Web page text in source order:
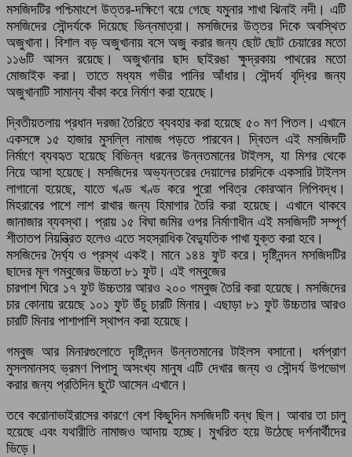
মসজিদটির পশ্চিমাংশে উত্তর-দক্ষিণে বয়ে গেছে যমুনার শাখা ঝিনাই নদী। এটি
মসজিদের সৌন্দর্যকে দিয়েছে ভিন্নমাত্রা। মসজিদের উত্তর দিকে অবস্থিত
অজুখানা। বিশাল বড় অজুখানায় বসে অজু করার জন্য ছোট ছোট চেয়ারের মতো
১১৬টি আসন রয়েছে। অজুখানার ছাদ ছাইরঙা ক্ষুদ্রকায় পাথরের মতো
মোজাইক করা। তাতে মধ্যম গভীর পানির আঁধার। সৌন্দর্য বৃদ্ধির জন্য
অজুখানাটি সামান্য বাঁকা করে নির্মাণ করা হয়েছে।
দ্বিতীয়তলায় প্রধান দরজা তৈরিতে ব্যবহার করা হয়েছে ৫০ মণ পিতল। এখানে
একসঙ্গে ১৫ হাজার মুসল্লি নামাজ পড়তে পারবেন। দ্বিতল এই মসজিদটি
নির্মাণে ব্যবহৃত হয়েছে বিভিন্ন ধরনের উন্নতমানের টাইলস, যা মিশর থেকে
নিয়ে আসা হয়েছে। মসজিদের অভ্যন্তরের দেয়ালের চারদিকে একসারি টাইলস
লাগানো হয়েছে, যাতে খণ্ড খণ্ড করে পুরো পবিত্র কোরআন লিপিবদ্ধ।
মিহরাবের পাশে লাশ রাখার জন্য হিমাগার তৈরি করা হয়েছে। এখানে থাকবে
জানাজার ব্যবস্থা। প্রায় ১৫ বিঘা জমির ওপর নির্মাণাধীন এই মসজিদটি সম্পূর্ণ
শীতাতপ নিয়ন্ত্রিত হলেও এতে সহস্রাধিক বৈদ্যুতিক পাখা যুক্ত করা হবে।
মসজিদের দৈর্ঘ্য ও প্রস্থ একই। মানে ১৪৪ ফুট করে। দৃষ্টিনন্দন মসজিদটির
ছাদের মূল গম্বুজের উচ্চতা ৮১ ফুট। এই গম্বুজের
চারপাশ ঘিরে ১৭ ফুট উচ্চতার আরও ২০০ গম্বুজ তৈরি করা হয়েছে। মসজিদের
চার কোনায় রয়েছে ১০১ ফুট উঁচু চারটি মিনার। এছাড়া ৮১ ফুট উচ্চতার আরও
চারটি মিনার পাশাপাশি স্থাপন করা হয়েছে।
গম্বুজ আর মিনারগুলোতে দৃষ্টিনন্দন উন্নতমানের টাইলস বসানো। ধর্মপ্রাণ
মুসলমানসহ ভ্রমণ পিপাসু অসংখ্য মানুষ এটি দেখার জন্য ও সৌন্দর্য উপভোগ
করার জন্য প্রতিদিন ছুটে আসেন এখানে।
তবে করোনাভাইরাসের কারণে বেশ কিছুদিন মসজিদটি বন্ধ ছিল। আবার তা চালু
হয়েছে এবং যথারীতি নামাজও আদায় হচ্ছে। মুখরিত হয়ে উঠেছে দর্শনার্থীদের
ভিড়ে।